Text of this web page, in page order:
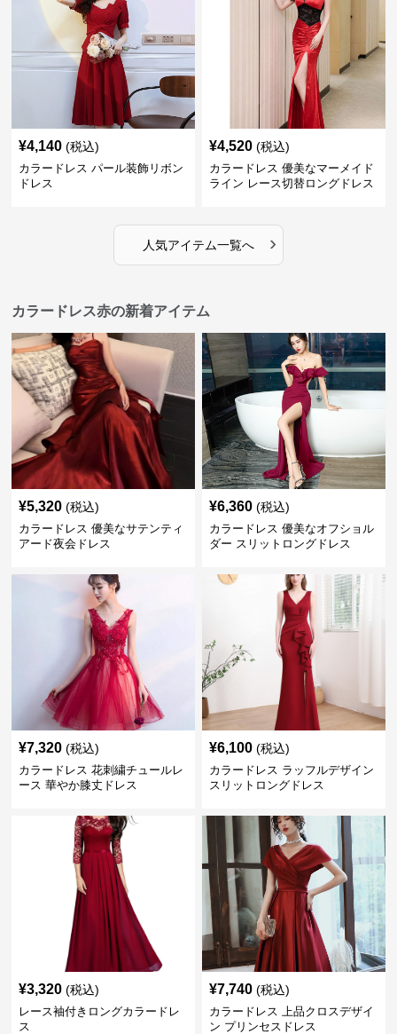
¥4,140 (税込)
カラードレス パール装飾リボン
ドレス
¥4,520 (税込)
カラードレス 優美なマーメイド
ライン レース切替ロングドレス
人気アイテム一覧へ ›
カラードレス赤の新着アイテム
¥5,320 (税込)
カラードレス 優美なサテンティ
アード夜会ドレス
¥6,360 (税込)
カラードレス 優美なオフショル
ダー スリットロングドレス
¥7,320 (税込)
カラードレス 花刺繍チュールレ
ース 華やか膝丈ドレス
¥6,100 (税込)
カラードレス ラッフルデザイン
スリットロングドレス
¥3,320 (税込)
レース袖付きロングカラードレ
ス
¥7,740 (税込)
カラードレス 上品クロスデザイ
ン プリンセスドレス